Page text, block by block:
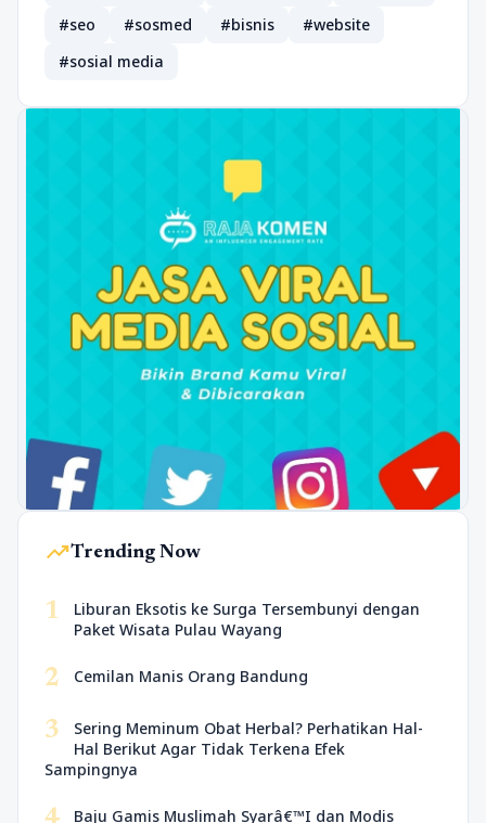
#seo
#sosmed #bisnis
#website
#sosial media
trending_upTrending Now
1
Liburan Eksotis ke Surga Tersembunyi dengan
Paket Wisata Pulau Wayang
2 Cemilan Manis Orang Bandung
3
Sering Meminum Obat Herbal? Perhatikan Hal-
Hal Berikut Agar Tidak Terkena Efek
Sampingnya
Baju Gamis Muslimah Syarâ€™I dan Modis